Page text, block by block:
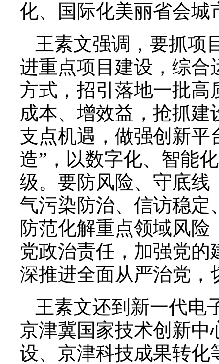
化、国际化美丽省会城
王素文强调，要抓项
进重点项目建设，综合
方式，招引落地一批高
成本、增效益，抢抓
支点机遇，做强创新平
造”，以数字化、智能
级。要防风险、守底线
气污染防治、信访稳定
防范化解重点领域风
党政治责任，加强党
深推进全面从严治党，
王素文还到新一代电
京津冀国家技术创新中
设、京津科技成果转化